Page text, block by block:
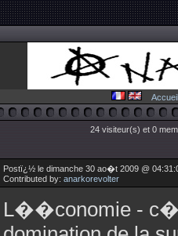
Accueil
24 visiteur(s) et 0
Postï¿½ le dimanche 30 ao�t 2009 @
Contributed by: anarkorevolter
L��conomie -